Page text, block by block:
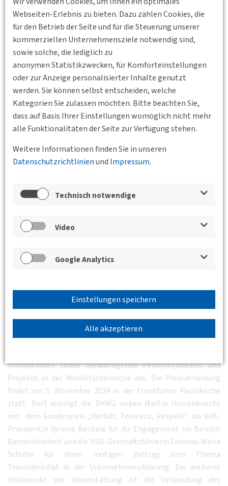
Webseiten-Erlebnis zu bieten. Dazu zählen Cookies, die
für den Betrieb der Seite und für die Steuerung unserer
kommerziellen Unternehmensziele notwendig sind,
sowie solche, die lediglich zu
anonymen Statistikzwecken, für Komforteinstellungen
oder zur Anzeige personalisierter Inhalte genutzt
werden. Sie können selbst entscheiden, welche
Kategorien Sie zulassen möchten. Bitte beachten Sie,
dass auf Basis Ihrer Einstellungen womöglich nicht mehr
alle Funktionalitäten der Seite zur Verfügung stehen.
Weitere Informationen finden Sie in unseren
Datenschutzrichtlinienund Impressum.
Technisch notwendige
Video
Google Analytics
Einstellungen speichern
Alle akzeptieren
Röhren und Leitungen kreuzen, eröffnet die Präzision und
Zuverlässigkeit der Herrenknecht-Maschinen neue
Möglichkeiten für U-Bahnen, Straßentunnel und alle anderen
Arten unterirdischer Verkehrswege.“
Mit einem Kredit von seiner Mutter über 25.000 D-Mark
gründete Dr.-Ing. E.h. Martin Herrenknecht 1977 sein
Unternehmen. Heute ist die Herrenknecht AG
Technologieführer im Tunnelbau mit über 5000
Mitarbeitenden und einem Umsatz von mehr als einer
Milliarde Euro. Die Maschinen des Familienunternehmens
bohren Tunnel für Schienen- und Straßennetze, U-Bahn-
Systeme und unterirdische Verkehrswege, die den Verkehr in
Gotthard-Basistunnels, der auf 57 Kilometern Länge die
2016 eine der Hauptschlagadern für den Schienenverkehr
zwischen Deutschland und Italien darstellt. Der Gotthard-
wird in naher Zukunft nur vom Brennerbasistunnel überholt,
Über den Innovationspreis der deutschen
Mobilitätswirtschaft
Der Innovationspreis der deutschen Mobilitätswirtschaft
Innovationen sowie herausragende Persönlichkeiten und
Projekte in der Mobilitätsbranche aus. Die Preisverleihung
findet am 5. November 2024 in der Frankfurter Paulskirche
statt. Dort würdigt die DVWG neben Martin Herrenknecht
mit dem Sonderpreis „Vielfalt, Toleranz, Respekt“ die VdK-
Präsidentin Verena Bentele für ihr Engagement im Bereich
Barrierefreiheit und die HSB-Geschäftsführerin Corinna-Maria
Schulte für ihren mutigen Beitrag zum Thema
Transidentität in der Unternehmensführung. Ein weiterer
Höhepunkt der Veranstaltung ist die Verkündung des